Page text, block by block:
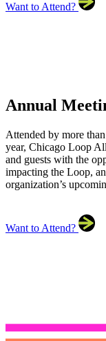
Want to Attend?
Annual
Attended by more
year, Chicago Loop
and guests with the
impacting the Loop,
organization’s
Want to Attend?